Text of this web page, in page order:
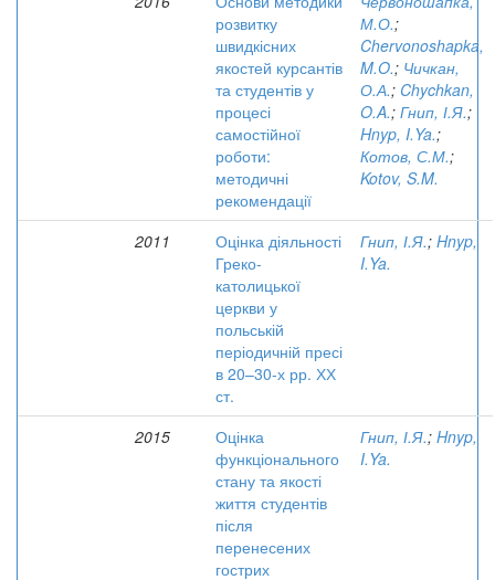
розвитку
швидкісних
якостей курсантів
та студентів у
процесі
самостійної
роботи:
методичні
рекомендації
М.О.;
Chervonoshapka,
M.O.; Чичкан,
О.А.; Chychkan,
O.A.; Гнип, І.Я.;
Hnyp, I.Ya.;
Котов, С.М.;
Kotov, S.M.
2011
Оцінка діяльності
Греко-
католицької
церкви у
польській
періодичній пресі
в 20–30-х рр. ХХ
ст.
Гнип, І.Я.; Hnyp,
I.Ya.
2015
Оцінка
функціонального
стану та якості
життя студентів
після
перенесених
гострих
Гнип, І.Я.; Hnyp,
I.Ya.